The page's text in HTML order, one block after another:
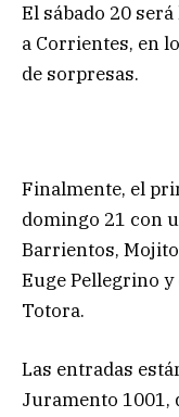
El sábado 20
a Corrientes, en
de sorpresas.
Finalmente, el
domingo 21 con
Barrientos,
Euge Pellegrino
Totora.
Las entradas
Juramento 1001,